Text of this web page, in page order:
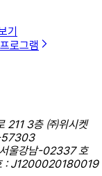
기
로그램
211 3층 ㈜위시켓
57303
울강남-02337 호
: J1200020180019